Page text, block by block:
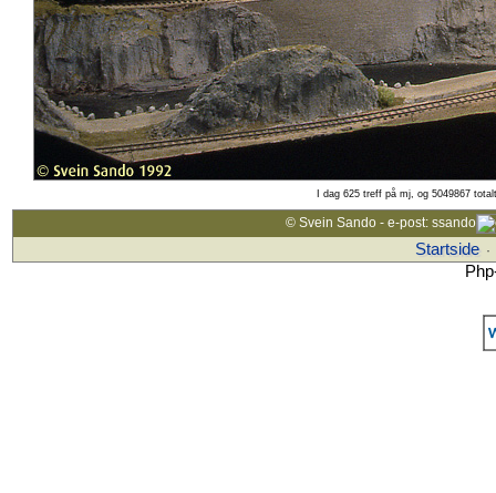
I dag 625 treff på mj, og 5049867
© Svein Sando - e-post: ssando
Startside ·